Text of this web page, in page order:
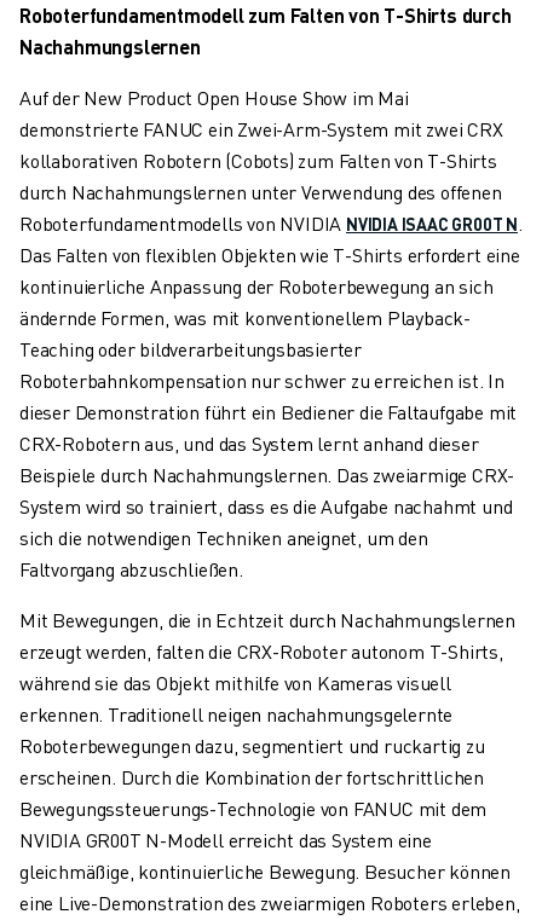
Roboterfundamentmodell zum Falten von T-Shirts durch
Nachahmungslernen
Auf der New Product Open House Show im Mai
demonstrierte FANUC ein Zwei-Arm-System mit zwei CRX
kollaborativen Robotern (Cobots) zum Falten von T-Shirts
durch Nachahmungslernen unter Verwendung des offenen
Roboterfundamentmodells von NVIDIA NVIDIA ISAAC GR00T N
Das Falten von flexiblen Objekten wie T-Shirts erfordert eine
kontinuierliche Anpassung der Roboterbewegung an sich
ändernde Formen, was mit konventionellem Playback-
Teaching oder bildverarbeitungsbasierter
Roboterbahnkompensation nur schwer zu erreichen ist. In
dieser Demonstration führt ein Bediener die Faltaufgabe mit
CRX-Robotern aus, und das System lernt anhand dieser
Beispiele durch Nachahmungslernen. Das zweiarmige CRX-
System wird so trainiert, dass es die Aufgabe nachahmt und
sich die notwendigen Techniken aneignet, um den
Faltvorgang abzuschließen.
Mit Bewegungen, die in Echtzeit durch Nachahmungslernen
erzeugt werden, falten die CRX-Roboter autonom T-Shirts,
während sie das Objekt mithilfe von Kameras visuell
erkennen. Traditionell neigen nachahmungsgelernte
Roboterbewegungen dazu, segmentiert und ruckartig zu
erscheinen. Durch die Kombination der fortschrittlichen
Bewegungssteuerungs-Technologie von FANUC mit dem
NVIDIA GR00T N-Modell erreicht das System eine
gleichmäßige, kontinuierliche Bewegung. Besucher können
eine Live-Demonstration des zweiarmigen Roboters erleben,